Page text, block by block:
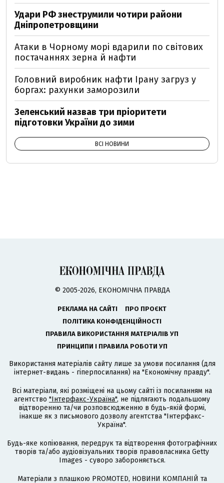
Удари РФ знеструмили чотири райони
Дніпропетровщини
Атаки в Чорному морі вдарили по світових
постачаннях зерна й нафти
Головний виробник нафти Ірану загруз у
боргах: рахунки заморозили
Зеленський назвав три пріоритети
підготовки України до зими
ВСІ НОВИНИ
© 2005-2026, ЕКОНОМІЧНА ПРАВДА
РЕКЛАМА НА САЙТІ
ПРО ПРОЄКТ
ПОЛІТИКА КОНФІДЕНЦІЙНОСТІ
ПРАВИЛА ВИКОРИСТАННЯ МАТЕРІАЛІВ УП
ПРИНЦИПИ І ПРАВИЛА РОБОТИ УП
Використання матеріалів сайту лише за умови посилання (для
інтернет-видань - гіперпосилання) на "Економічну правду".
Всі матеріали, які розміщені на цьому сайті із посиланням на
агентство "Інтерфакс-Україна", не підлягають подальшому
відтворенню та/чи розповсюдженню в будь-якій формі,
інакше як з письмового дозволу агентства "Інтерфакс-
Україна".
Будь-яке копіювання, передрук та відтворення фотографічних
творів та/або аудіовізуальних творів правовласника Getty
Images - суворо забороняється.
Матеріали з плашкою PROMOTED, НОВИНИ КОМПАНІЙ та